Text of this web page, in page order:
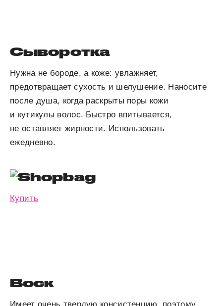
Сыворотка
Нужна не бороде, а коже: увлажняет,
предотвращает сухость и шелушение. Наносите
после душа, когда раскрыты поры кожи
и кутикулы волос. Быстро впитывается,
не оставляет жирности. Использовать
ежедневно.
Купить
Воск